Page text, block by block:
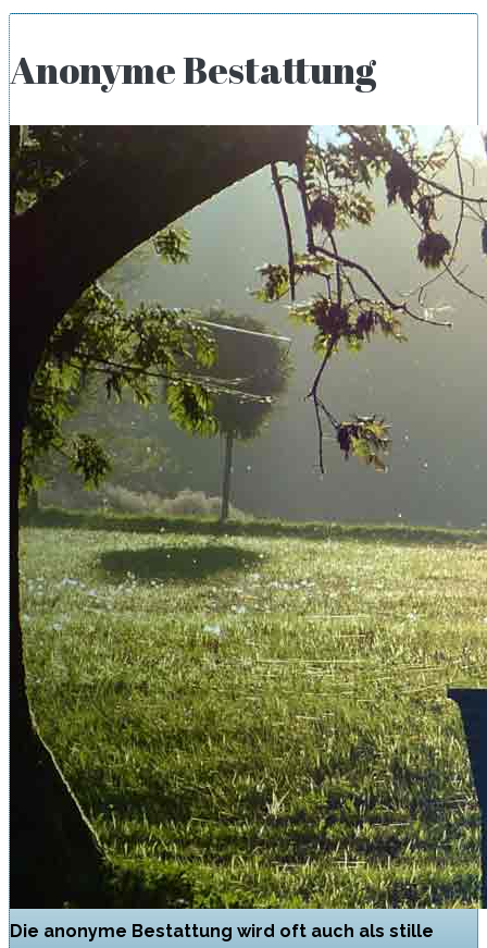
Anonyme Bestattung
Die anonyme Bestattung wird oft auch als stille